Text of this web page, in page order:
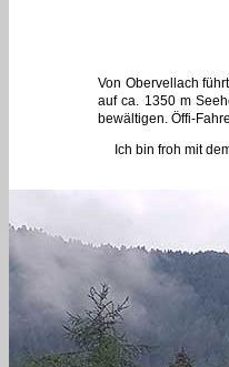
Von Obervellach
auf ca. 1350 m
bewältigen. Öffi-
Ich bin froh mit